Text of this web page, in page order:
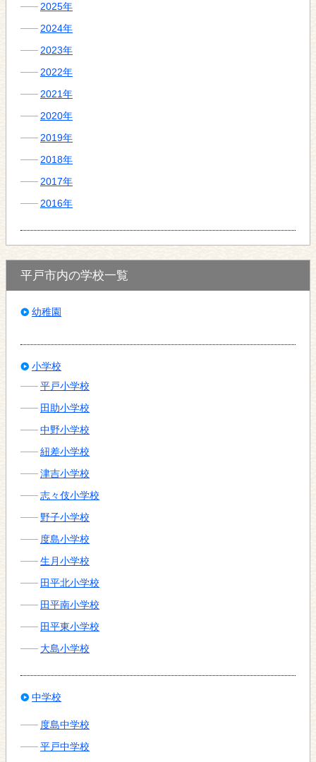
2025年
2024年
2023年
2022年
2021年
2020年
2019年
2018年
2017年
2016年
平戸市内の学校一覧
幼稚園
小学校
平戸小学校
田助小学校
中野小学校
紐差小学校
津吉小学校
志々伎小学校
野子小学校
度島小学校
生月小学校
田平北小学校
田平南小学校
田平東小学校
大島小学校
中学校
度島中学校
平戸中学校